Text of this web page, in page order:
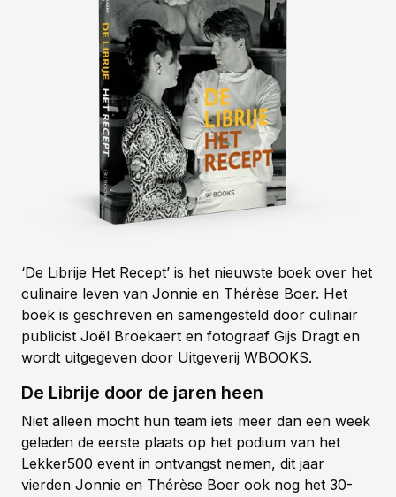
‘De Librije Het Recept’ is het nieuwste boek over het
culinaire leven van Jonnie en Thérèse Boer. Het
boek is geschreven en samengesteld door culinair
publicist Joël Broekaert en fotograaf Gijs Dragt en
wordt uitgegeven door Uitgeverij WBOOKS.
De Librije door de jaren heen
Niet alleen mocht hun team iets meer dan een week
geleden de eerste plaats op het podium van het
Lekker500 event in ontvangst nemen, dit jaar
vierden Jonnie en Thérèse Boer ook nog het 30-